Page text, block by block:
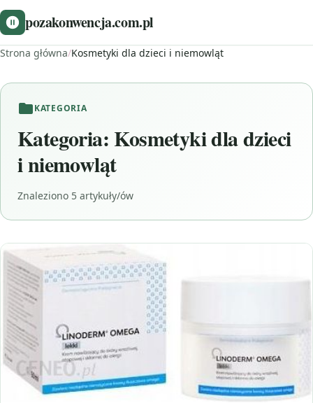
pozakonwencja.com.pl
Strona główna/Kosmetyki dla dzieci i niemowląt
KATEGORIA
Kategoria: Kosmetyki dla dzieci
i niemowląt
Znaleziono 5 artykuły/ów